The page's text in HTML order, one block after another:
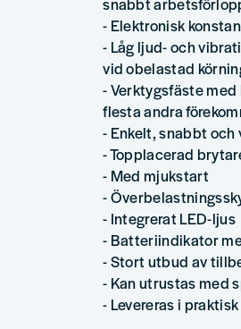
- Elektronisk
- Låg ljud- och
vid obelastad
- Verktygsfäste
flesta andra
- Enkelt, snabbt
- Topplacerad
- Med mjukstart
-
- Integrerat LED-ljus
- Batteriindikator
- Stort utbud av
- Kan utrustas med
- Levereras i